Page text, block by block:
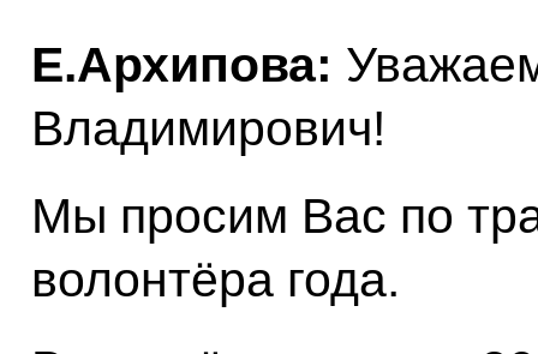
Е.Архипова:
Владимирович!
Мы просим Вас по
волонтёра года.